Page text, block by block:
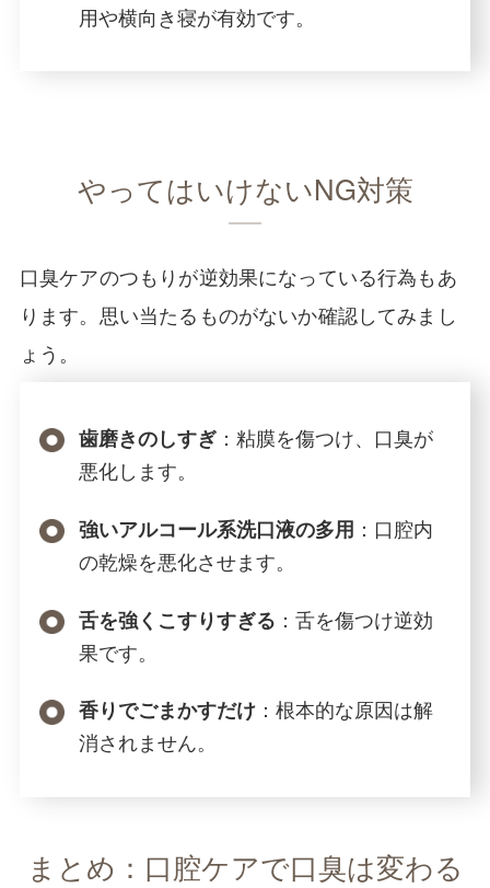
用や横向き寝が有効です。
やってはいけないNG対策
口臭ケアのつもりが逆効果になっている行為もあ
ります。思い当たるものがないか確認してみまし
ょう。
歯磨きのしすぎ：粘膜を傷つけ、口臭が
悪化します。
強いアルコール系洗口液の多用 ：口腔内
の乾燥を悪化させます。
舌を強くこすりすぎる ：舌を傷つけ逆効
果です。
香りでごまかすだけ：根本的な原因は解
消されません。
まとめ：口腔ケアで口臭は変わる